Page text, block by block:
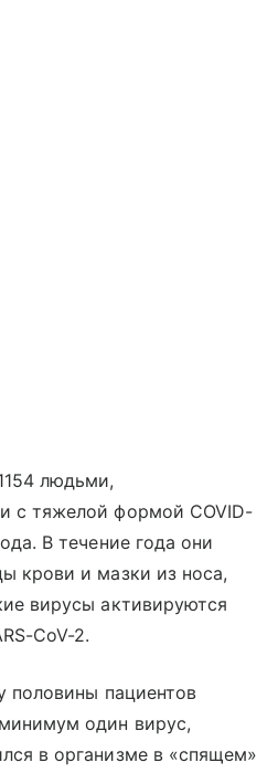
людьми,
с тяжелой формой COVID-
В течение года они
крови и мазки из носа,
вирусы активируются
CoV-2.
половины пациентов
один вирус,
в организме в «спящем»